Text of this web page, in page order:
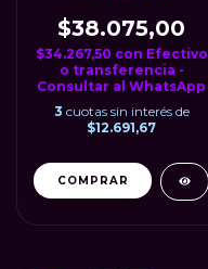
$38.075,00
$34.267,50 con Efectivo
o transferencia -
Consultar al WhatsApp
3 cuotas sin interés de
$12.691,67